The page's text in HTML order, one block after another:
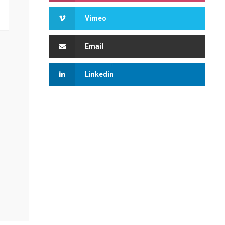
Vimeo
Email
Linkedin